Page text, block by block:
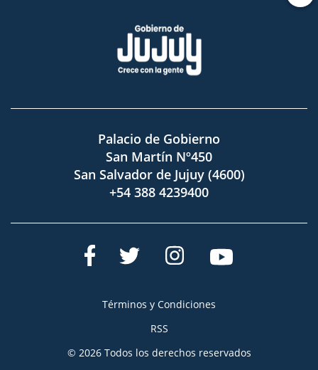
Palacio de Gobierno
San Martín Nº450
San Salvador de Jujuy (4600)
+54 388 4239400
Términos y Condiciones
RSS
© 2026 Todos los derechos reservados